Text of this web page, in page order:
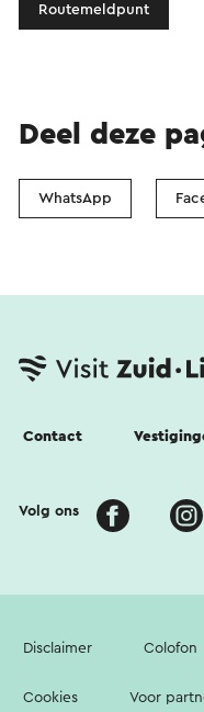
Routemeldpunt
Deel deze
WhatsApp
Contact
Volg ons
Disclaimer Colofon
Cookies Voor